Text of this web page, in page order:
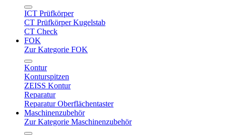
ICT Prüfkörper
CT Prüfkörper Kugelstab
CT Check
FOK
Zur Kategorie FOK
Kontur
Konturspitzen
ZEISS Kontur
Reparatur
Reparatur Oberflächentaster
Maschinenzubehör
Zur Kategorie Maschinenzubehör